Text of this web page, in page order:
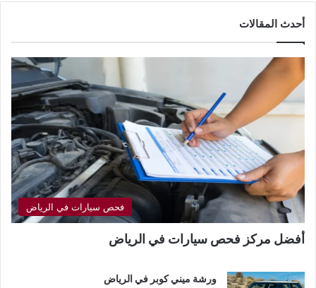
أحدث المقالات
فحص سيارات في الرياض
أفضل مركز فحص سيارات في الرياض
ورشة ميني كوبر في الرياض